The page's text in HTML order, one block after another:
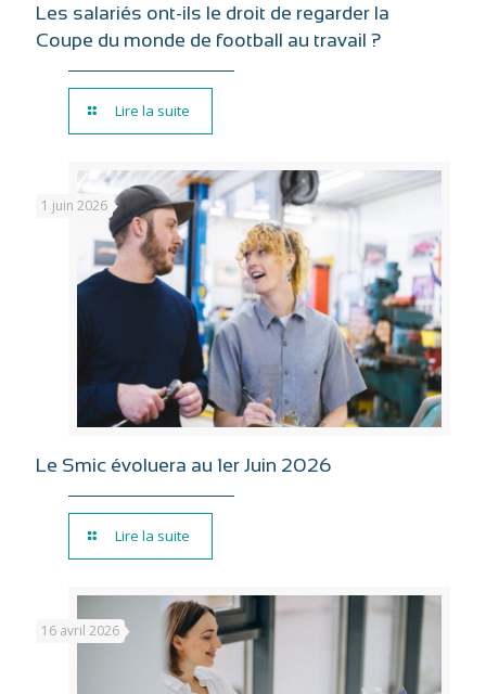
Les salariés ont-ils le droit de regarder la
Coupe du monde de football au travail ?
Lire la suite
1 juin 2026
Le Smic évoluera au 1er Juin 2026
Lire la suite
16 avril 2026